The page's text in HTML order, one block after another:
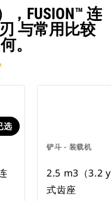
，FUSION™ 连
与常用比较
。
选
铲斗 - 装载机
2.5 m3（3.2
式齿座